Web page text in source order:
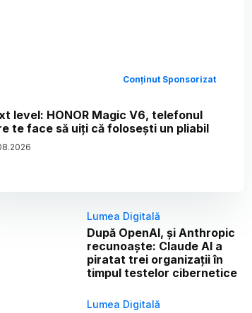
Conținut Sponsorizat
level: HONOR Magic V6, telefonul
te face să uiți că folosești un pliabil
.2026
Lumea Digitală
După OpenAI, și Anthropic
recunoaște: Claude AI a
piratat trei organizații în
timpul testelor cibernetice
Lumea Digitală